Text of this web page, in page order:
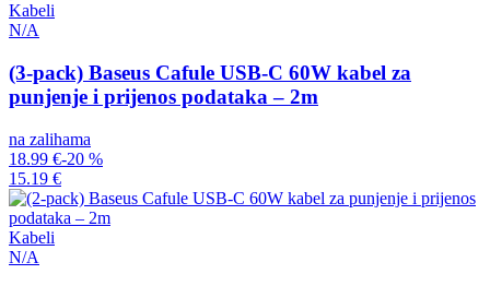
Kabeli
N/A
(3-pack) Baseus Cafule USB-C 60W kabel za
punjenje i prijenos podataka – 2m
na zalihama
18.99 €-20 %
15.19 €
Kabeli
N/A